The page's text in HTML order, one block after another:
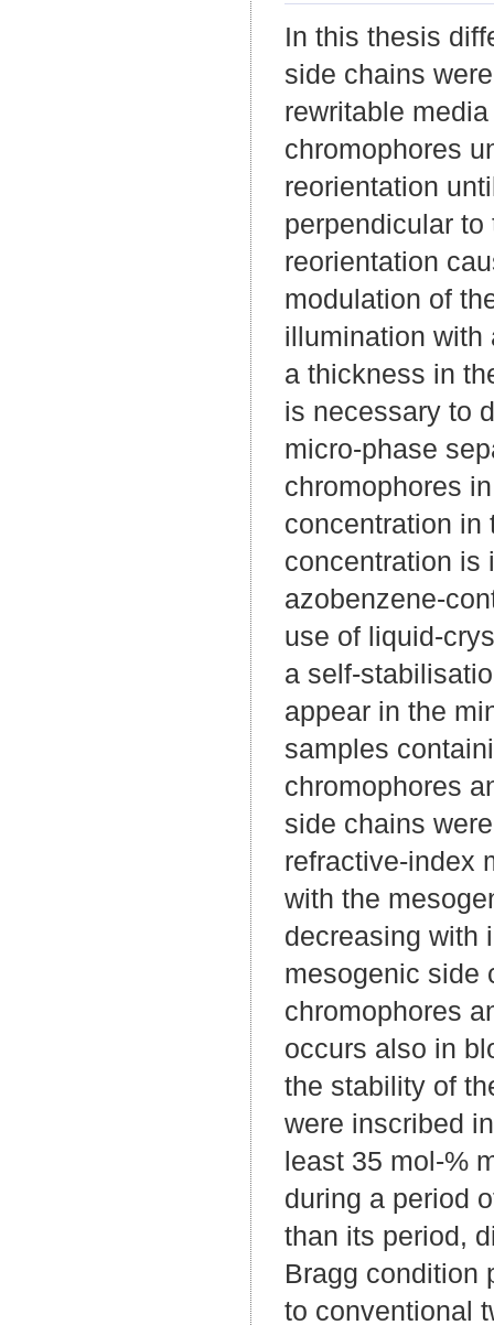
In this thesis
side chains
rewritable
chromophores
reorientation
perpendicular
reorientation
modulation of
illumination with
a thickness in
is necessary to
micro-phase
chromophores
concentration in
concentration is
azobenzene-
use of liquid-
a self-
appear in the
samples
chromophores
side chains
refractive-index
with the
decreasing with
mesogenic side
chromophores
occurs also in
the stability of
were inscribed
least 35 mol-%
during a period
than its period,
Bragg condition
to conventional